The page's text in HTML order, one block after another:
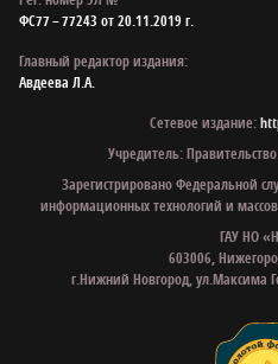
ФС77 – 77243 от 20.11.2019 г.
Главный редактор издания:
Авдеева Л.А.
Сетевое издание:
Учредитель:
Зарегистрировано Федеральной
информационных технологий и
ГАУ НО
603006,
г.Нижний Новгород, ул.Максима